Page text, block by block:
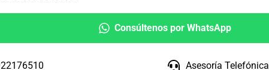
Consúltenos por WhatsApp
Asesoría Telefónica